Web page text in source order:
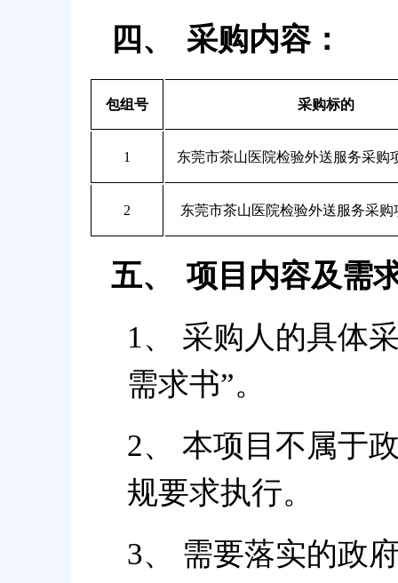
四、
采购内容：
包组号 采购标的
1 东莞市茶山医院检验外送服务采购
2 东莞市茶山医院检验外送服务采购
五、
项目内容及需
1、 采购人的具体
需求书”。
2、 本项目不属于
规要求执行。
3、 需要落实的政